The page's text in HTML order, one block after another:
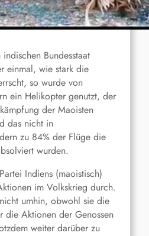
Bundesstaat
einmal, wie stark die
so wurde von
ein Helikopter genutzt, der
der Maoisten
das nicht in
zu 84% der Flüge die
wurden.
Indiens (maoistisch)
im Volkskrieg durch.
umhin, obwohl sie die
die Aktionen der Genossen
weiter darüber zu